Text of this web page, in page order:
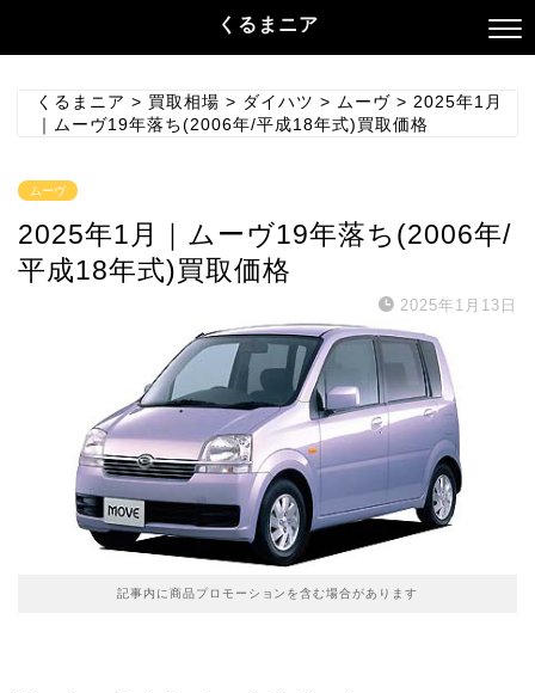
くるまニア
くるまニア > 買取相場 > ダイハツ > ムーヴ > 2025年1月
｜ムーヴ19年落ち(2006年/平成18年式)買取価格
ムーヴ
2025年1月｜ムーヴ19年落ち(2006年/
平成18年式)買取価格
2025年1月13日
記事内に商品プロモーションを含む場合があります